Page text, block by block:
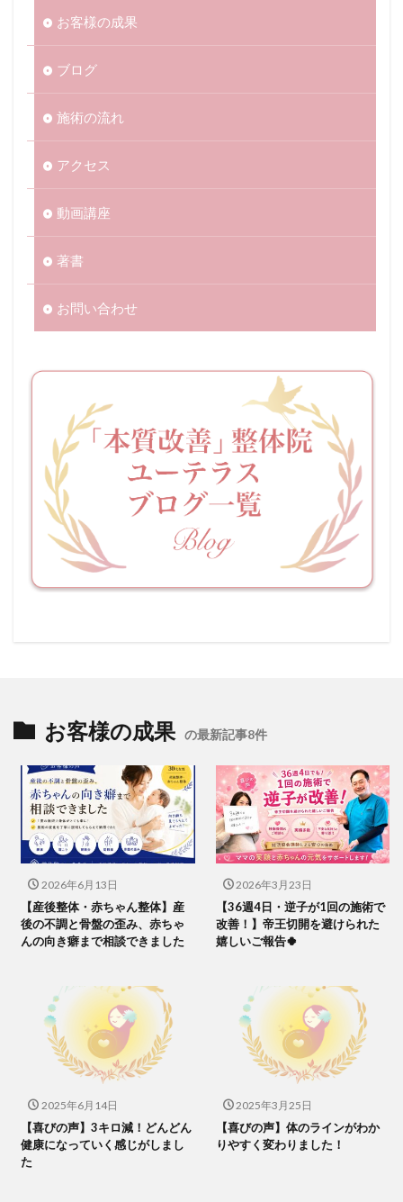
お客様の成果
ブログ
施術の流れ
アクセス
動画講座
著書
お問い合わせ
お客様の成果 の最新記事8件
2026年6月13日
【産後整体・赤ちゃん整体】産
後の不調と骨盤の歪み、赤ちゃ
んの向き癖まで相談できました
2026年3月23日
【36週4日・逆子が1回の施術で
改善！】帝王切開を避けられた
嬉しいご報告🍀
2025年6月14日
【喜びの声】3キロ減！どんどん
健康になっていく感じがしまし
た
2025年3月25日
【喜びの声】体のラインがわか
りやすく変わりました！